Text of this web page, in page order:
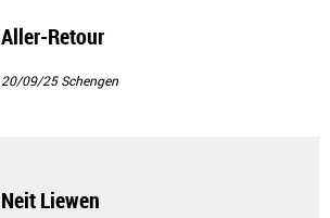
Aller-Retour
20/09/25Schengen
Neit Liewen